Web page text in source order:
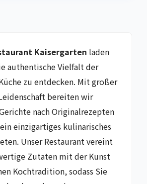
Kaisergarten laden
authentische Vielfalt der
zu entdecken. Mit großer
bereiten wir
nach Originalrezepten
einzigartiges kulinarisches
Unser Restaurant vereint
Zutaten mit der Kunst
Kochtradition, sodass Sie